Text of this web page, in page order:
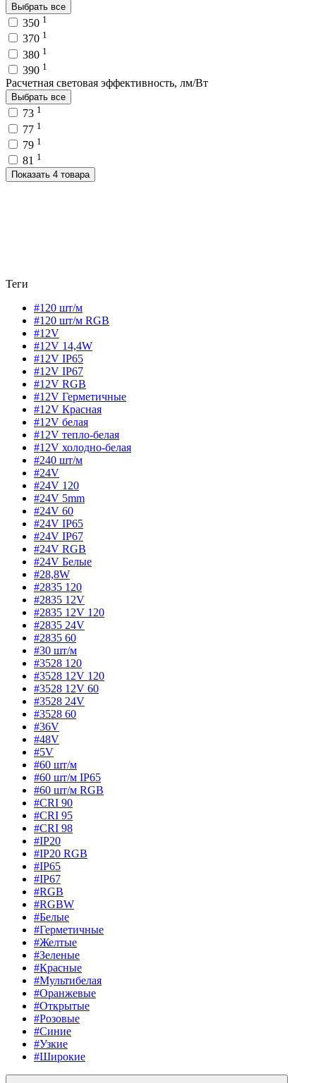
Выбрать все
350 1
370 1
380 1
390 1
Расчетная световая эффективность, лм/Вт
Выбрать все
73 1
77 1
79 1
81 1
Показать 4 товара
Теги
#120 шт/м
#120 шт/м RGB
#12V
#12V 14,4W
#12V IP65
#12V IP67
#12V RGB
#12V Герметичные
#12V Красная
#12V белая
#12V тепло-белая
#12V холодно-белая
#240 шт/м
#24V
#24V 120
#24V 5mm
#24V 60
#24V IP65
#24V IP67
#24V RGB
#24V Белые
#28,8W
#2835 120
#2835 12V
#2835 12V 120
#2835 24V
#2835 60
#30 шт/м
#3528 120
#3528 12V 120
#3528 12V 60
#3528 24V
#3528 60
#36V
#48V
#5V
#60 шт/м
#60 шт/м IP65
#60 шт/м RGB
#CRI 90
#CRI 95
#CRI 98
#IP20
#IP20 RGB
#IP65
#IP67
#RGB
#RGBW
#Белые
#Герметичные
#Желтые
#Зеленые
#Красные
#Мультибелая
#Оранжевые
#Открытые
#Розовые
#Синие
#Узкие
#Широкие